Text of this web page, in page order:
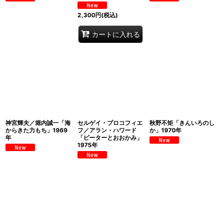
2,300円(税込)
カートに入れる
神宮輝夫／堀内誠一「海
からきた力もち」1969
年
セルゲイ・プロコフィエ
フ／アラン・ハワード
「ピーターとおおかみ」
1975年
秋野不矩「きんいろのし
か」1970年